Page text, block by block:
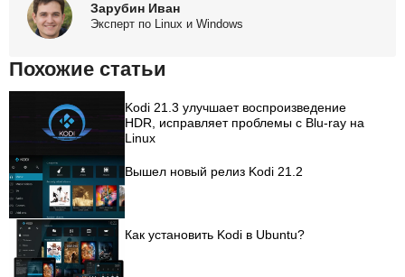
Зарубин Иван
Эксперт по Linux и Windows
Похожие статьи
Kodi 21.3 улучшает воспроизведение
HDR, исправляет проблемы с Blu-ray на
Linux
Вышел новый релиз Kodi 21.2
Как установить Kodi в Ubuntu?